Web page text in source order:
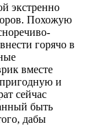
экстренно
Похожую
горячо в
вместе
и
сейчас
быть
дабы